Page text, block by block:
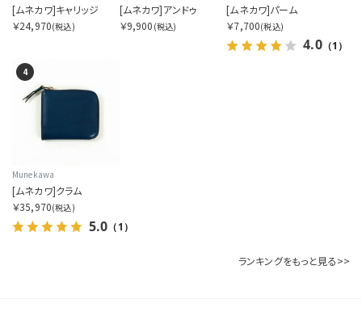
全色
商品表示を指定する
2分割
3分割
[ムネカワ]キャリッジ
￥24,970(税込)
[ムネカワ]アンドゥ
￥9,900 (税込)
[ムネカワ]パーム
￥7,700(税込)
4.0（1）
4
Munekawa
[ムネカワ]クラム
￥35,970(税込)
5.0 （1）
ランキングをもっと見る>>